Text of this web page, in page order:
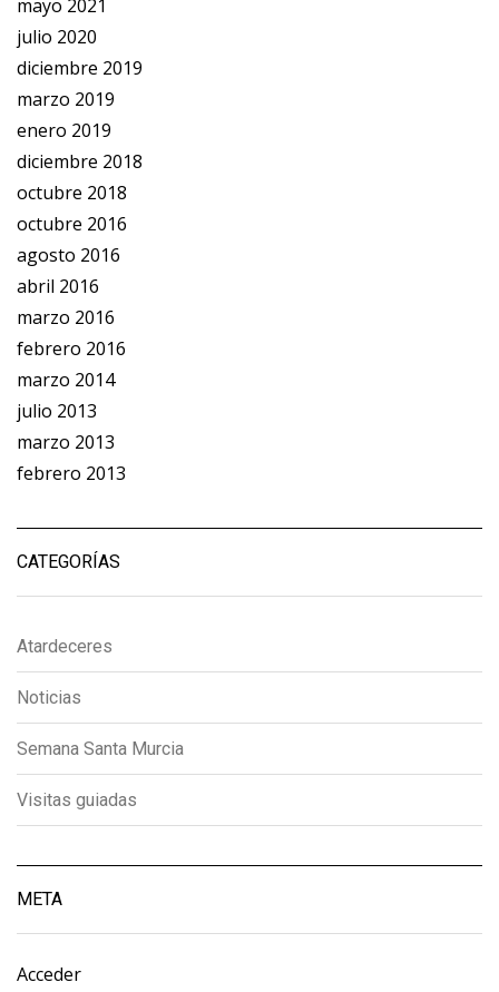
mayo 2021
julio 2020
diciembre 2019
marzo 2019
enero 2019
diciembre 2018
octubre 2018
octubre 2016
agosto 2016
abril 2016
marzo 2016
febrero 2016
marzo 2014
julio 2013
marzo 2013
febrero 2013
CATEGORÍAS
Atardeceres
Noticias
Semana Santa Murcia
Visitas guiadas
META
Acceder